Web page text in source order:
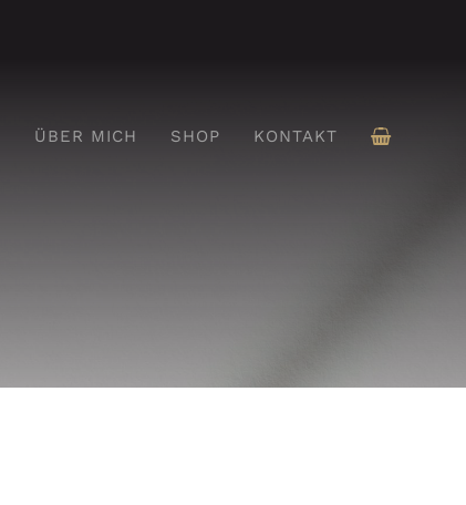
ÜBER MICH SHOP KONTAKT